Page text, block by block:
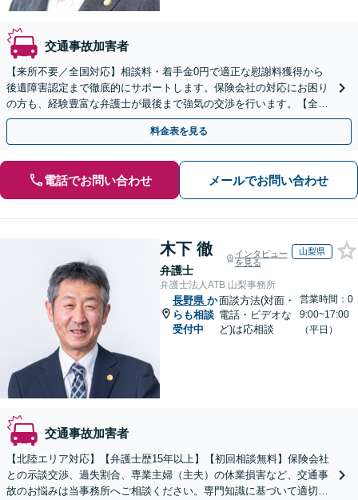
交通事故加害者
【来所不要／全国対応】相談料・着手金0円で適正な慰謝料獲得から
後遺障害認定まで徹底的にサポートします。保険会社の対応にお困り
の方も、経験豊富な弁護士が最後まで強気の交渉を行います。【全国
13拠点】お気軽にご相談ください。
料金表を見る
電話でお問い合わせ メールでお問い合わせ
木下 徹
弁護士
インタビュー
を見る
山梨県
弁護士法人ATB 山梨事務所
長野県 か
らも相談
受付中
面談方法(対面・
電話・ビデオな
ど)は応相談
営業時間：0
9:00~17:00
（平日）
交通事故加害者
【北陸エリア対応】【弁護士歴15年以上】【初回相談無料】保険会社
との示談交渉、過失割合、専業主婦（主夫）の休業損害など、交通事
故のお悩みは当事務所へご相談ください。専門知識に基づいて適切な